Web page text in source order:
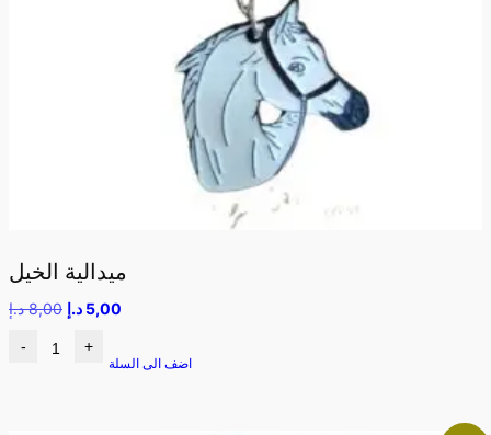
ميدالية الخيل
8,00 د.إ 5,00 د.إ
- +
اضف الى السلة